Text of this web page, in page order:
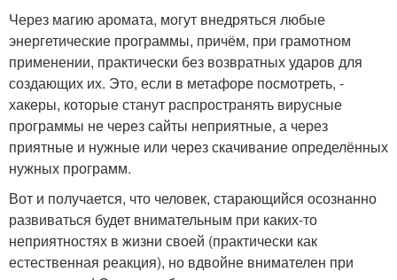
Через магию аромата, могут внедряться любые
энергетические программы, причём, при грамотном
применении, практически без возвратных ударов для
создающих их. Это, если в метафоре посмотреть, -
хакеры, которые станут распространять вирусные
программы не через сайты неприятные, а через
приятные и нужные или через скачивание определённых
нужных программ.
Вот и получается, что человек, старающийся осознанно
развиваться будет внимательным при каких-то
неприятностях в жизни своей (практически как
естественная реакция), но вдвойне внимателен при